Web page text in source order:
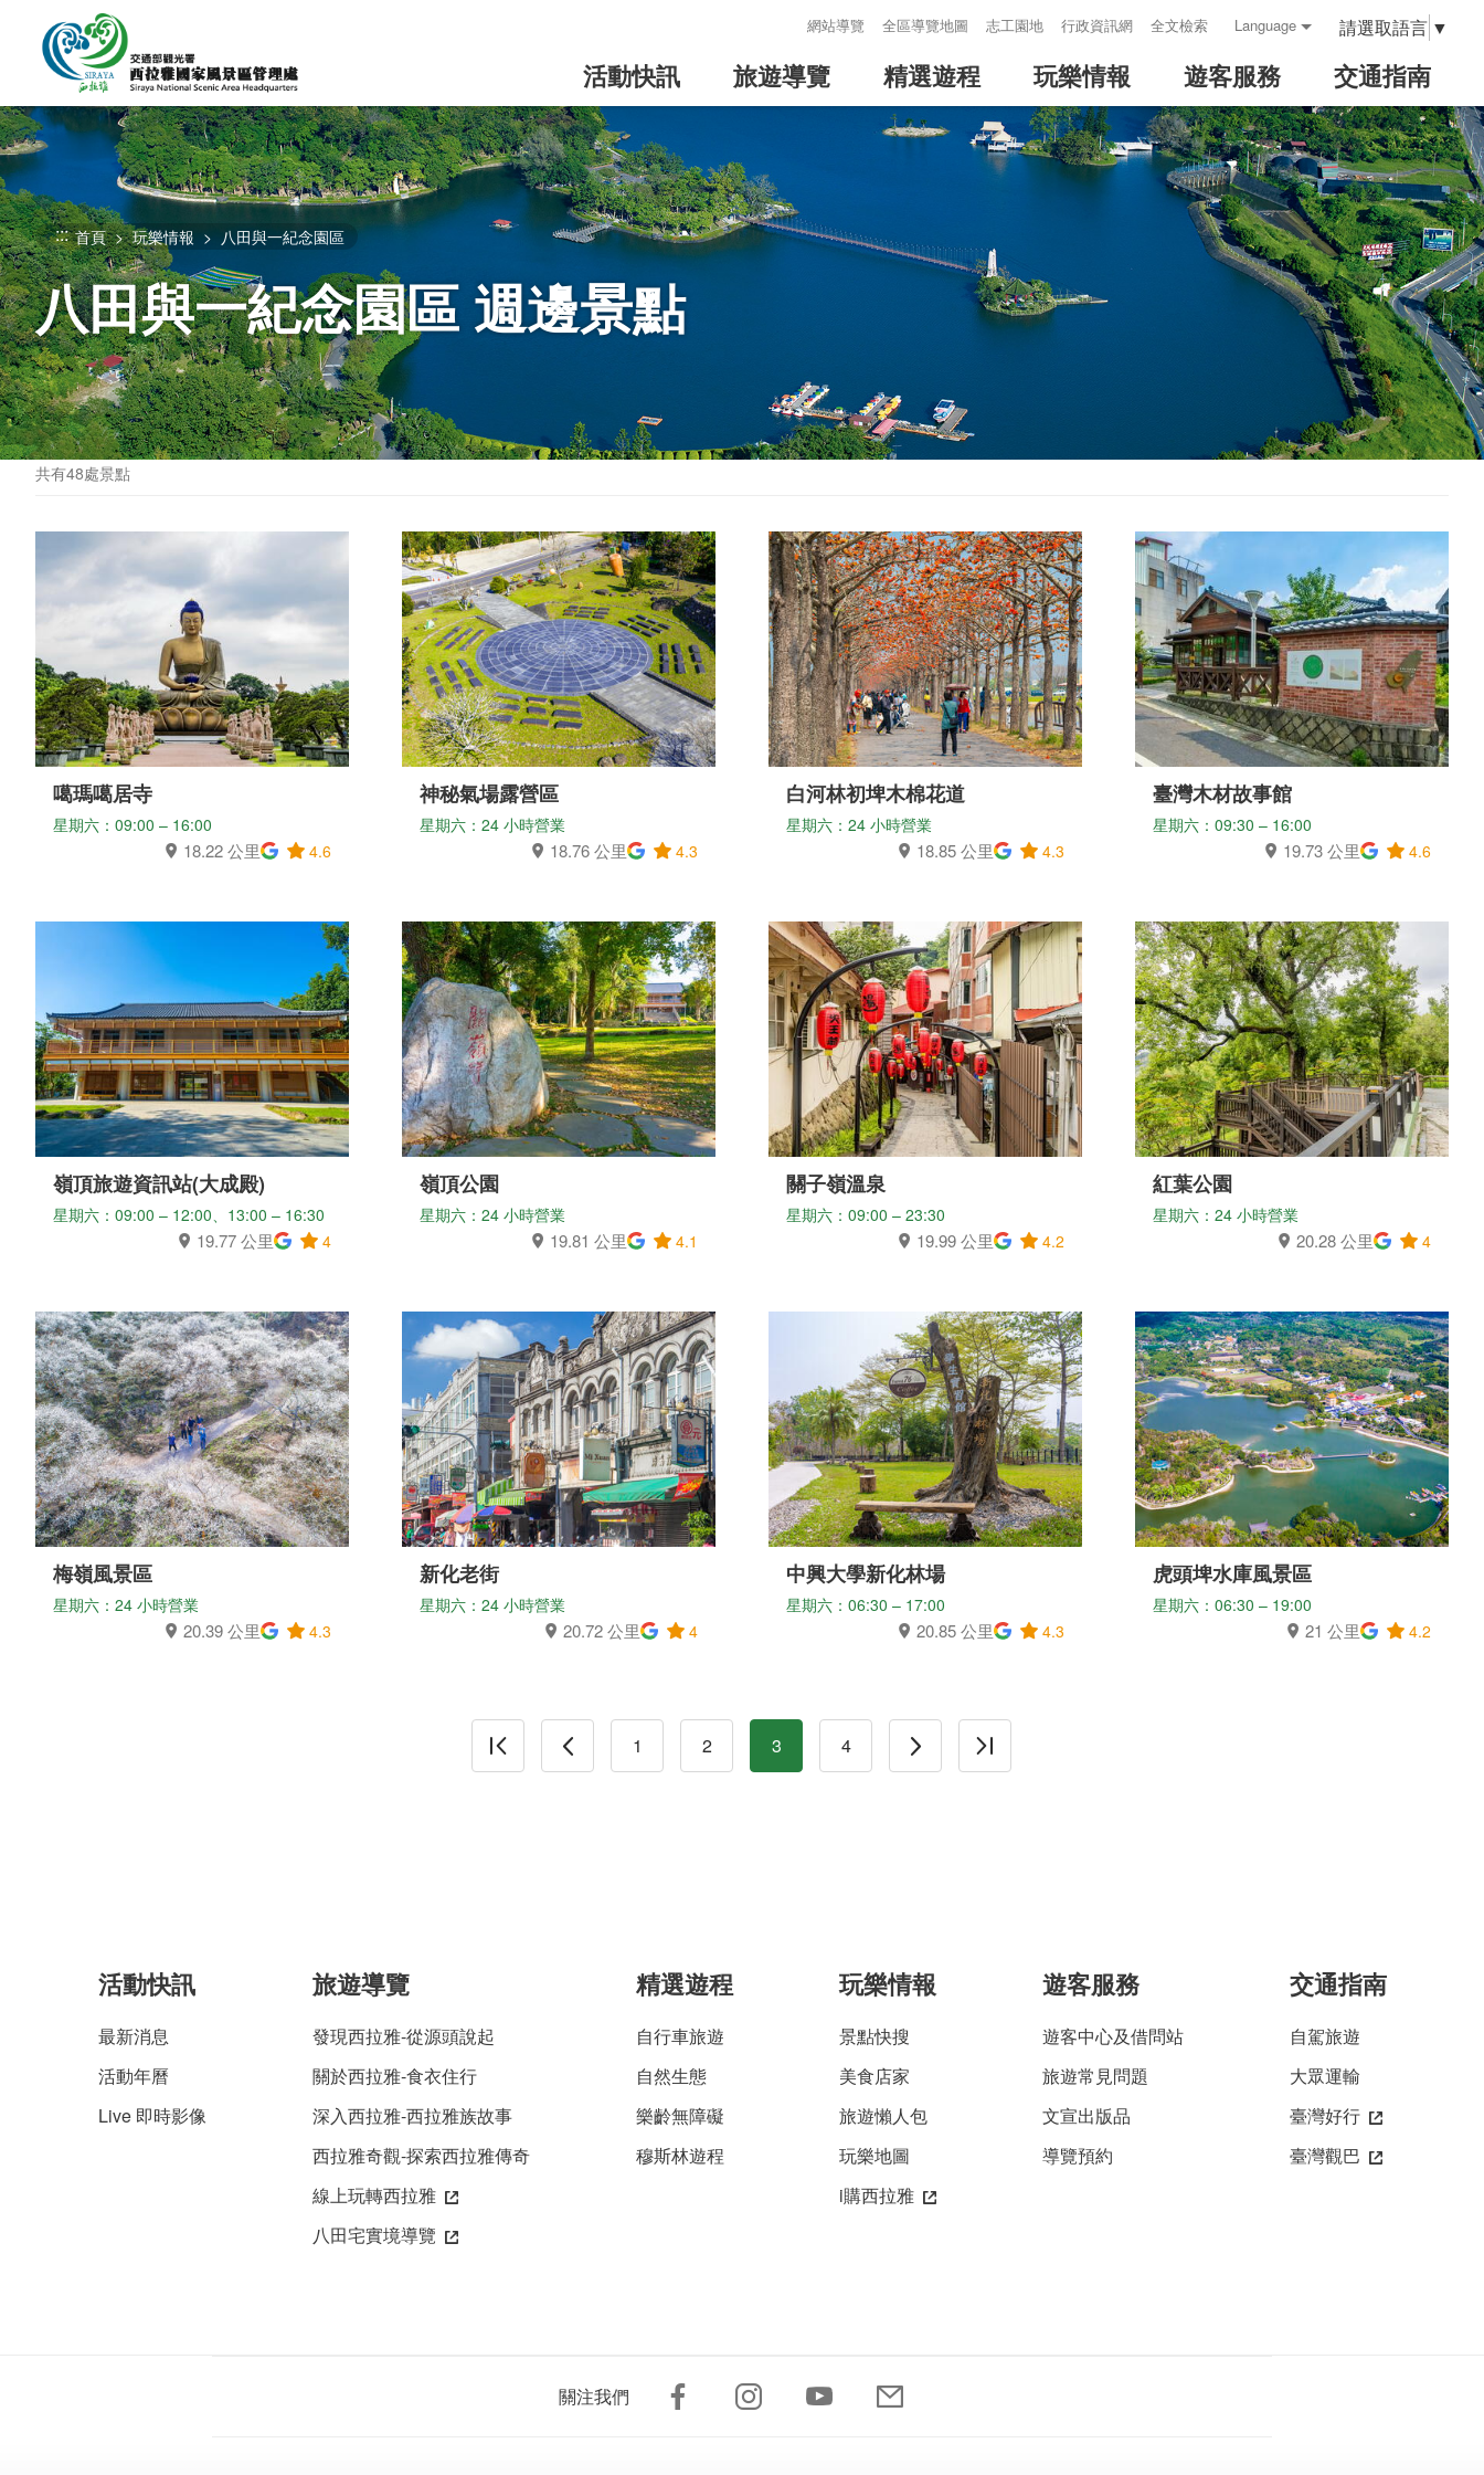
內
容
區
塊
網站導覽 全區導覽地圖 志工園地 行政資訊網 全文檢索 Language 請選取語言 ▼
活動快訊 旅遊導覽 精選遊程 玩樂情報 遊客服務 交通指南
::: 首頁 玩樂情報 八田與一紀念園區
八田與一紀念園區 週邊景點
共有48處景點
噶瑪噶居寺
星期六：09:00 – 16:00
18.22 公里 4.6
神秘氣場露營區
星期六：24 小時營業
18.76 公里 4.3
白河林初埤木棉花道
星期六：24 小時營業
18.85 公里 4.3
臺灣木材故事館
星期六：09:30 – 16:00
19.73 公里 4.6
嶺頂旅遊資訊站(大成殿)
星期六：09:00 – 12:00、13:00 – 16:30
19.77 公里 4
嶺頂公園
星期六：24 小時營業
19.81 公里 4.1
關子嶺溫泉
星期六：09:00 – 23:30
19.99 公里 4.2
紅葉公園
星期六：24 小時營業
20.28 公里 4
梅嶺風景區
星期六：24 小時營業
20.39 公里 4.3
新化老街
星期六：24 小時營業
20.72 公里 4
中興大學新化林場
星期六：06:30 – 17:00
20.85 公里 4.3
虎頭埤水庫風景區
星期六：06:30 – 19:00
21 公里 4.2
1 2 3 4
活動快訊
最新消息
活動年曆
Live 即時影像
旅遊導覽
發現西拉雅-從源頭說起
關於西拉雅-食衣住行
深入西拉雅-西拉雅族故事
西拉雅奇觀-探索西拉雅傳奇
線上玩轉西拉雅
八田宅實境導覽
精選遊程
自行車旅遊
自然生態
樂齡無障礙
穆斯林遊程
玩樂情報
景點快搜
美食店家
旅遊懶人包
玩樂地圖
i購西拉雅
遊客服務
遊客中心及借問站
旅遊常見問題
文宣出版品
導覽預約
交通指南
自駕旅遊
大眾運輸
臺灣好行
臺灣觀巴
關注我們